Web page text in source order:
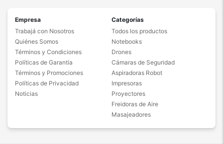
Empresa
Trabajá con Nosotros
Quiénes Somos
Términos y Condiciones
Políticas de Garantía
Términos y Promociones
Políticas de Privacidad
Noticias
Categorías
Todos los productos
Notebooks
Drones
Cámaras de Seguridad
Aspiradoras Robot
Impresoras
Proyectores
Freidoras de Aire
Masajeadores